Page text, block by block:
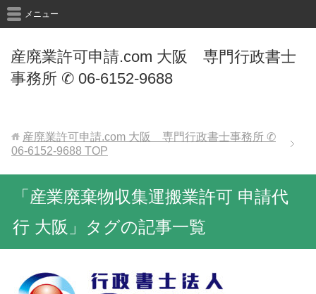
産廃業許可申請.com 大阪 専門行政書士
事務所 ✆ 06-6152-9688
メニュー
産廃業許可申請.com 大阪 専門行政書士事務所 ✆
06-6152-9688 TOP
「産業廃棄物収集運搬業許可 申請代
行 大阪」タグの記事一覧